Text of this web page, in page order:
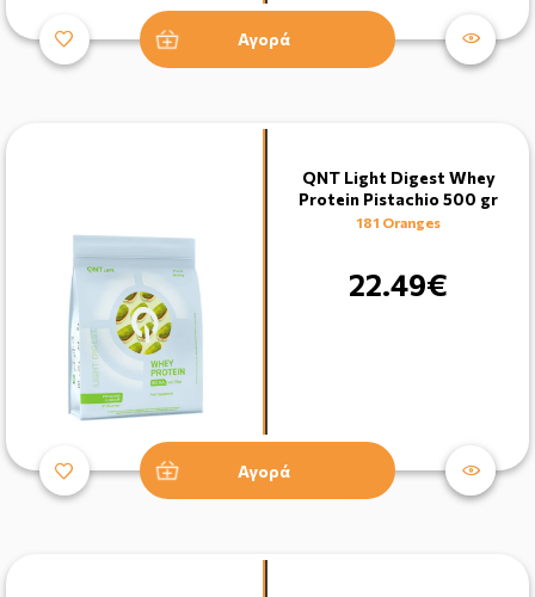
Αγορά
QNT Light Digest Whey
Protein Pistachio 500 gr
181 Oranges
22.49€
Αγορά